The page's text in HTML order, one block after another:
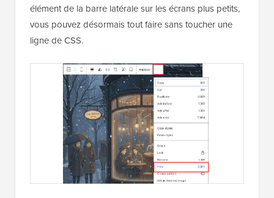
élément de la barre latérale sur les écrans plus petits,
vous pouvez désormais tout faire sans toucher une
ligne de CSS.